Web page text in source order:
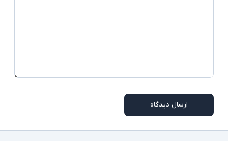
توضیحات تکمیلی
باشد
ارسال دیدگاه